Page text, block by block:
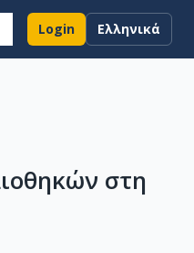
Login Ελληνικά
στη